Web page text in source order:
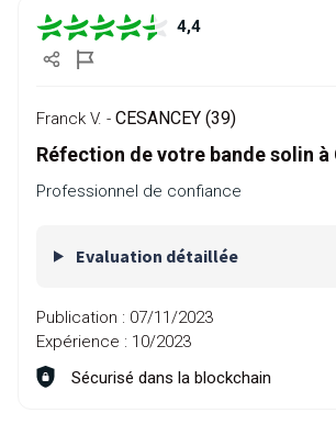
4,4
Franck V. - CESANCEY (39)
Réfection de votre bande solin à
Professionnel de confiance
Evaluation détaillée
Publication : 07/11/2023
Expérience : 10/2023
Sécurisé dans la blockchain